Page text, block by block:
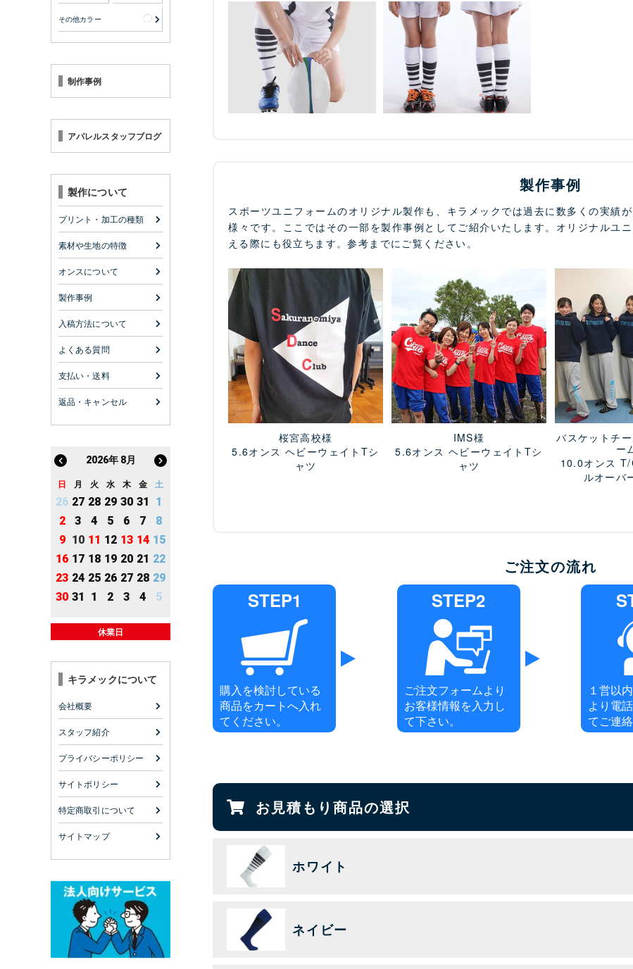
その他カラー
制作事例
アパレルスタッフブログ
製作について
プリント・加工の種類
素材や生地の特徴
オンスについて
製作事例
入稿方法について
よくある質問
支払い・送料
返品・キャンセル
2026年 8月
日 月 火 水 木 金 土
26 27 28 29 30 31
1
2
3 4 5 6 7
8
9 10 11 12 13 14 15
16 17 18 19 20 21 22
23 24 25 26 27 28 29
30 31 1 2 3 4 5
休業日
キラメックについて
会社概要
スタッフ紹介
プライバシーポリシー
サイトポリシー
特定商取引について
サイトマップ
製作事例
スポーツユニフォームのオリジナル製作も、キラメックでは過去に数多くの実績
様々です。ここではその一部を製作事例としてご紹介いたします。オリジナルユ
える際にも役立ちます。参考までにご覧ください。
桜宮高校様
5.6オンス ヘビーウェイトTシ
ャツ
IMS様
5.6オンス ヘビーウェイトTシ
ャツ
バスケットチ
ー
10.0オンス
ルオーバ
ご注文の流れ
STEP1
購入を検討している
商品をカートへ入れ
てください。
STEP2
ご注文フォームより
お客様情報を入力し
て下さい。
１営以
より電
てご連
お見積もり商品の選択
ホワイト
ネイビー